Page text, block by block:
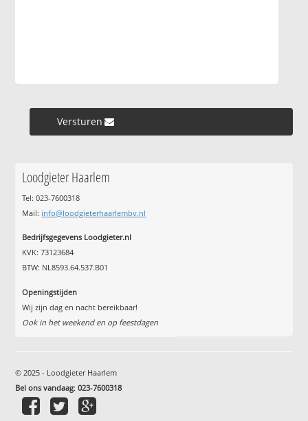
Versturen »
Loodgieter Haarlem
Tel: 023-7600318
Mail: info@loodgieterhaarlembv.nl
Bedrijfsgegevens Loodgieter.nl
KVK: 73123684
BTW: NL8593.64.537.B01
Openingstijden
Wij zijn dag en nacht bereikbaar!
Ook in het weekend en op feestdagen
© 2025 - Loodgieter Haarlem
Bel ons vandaag:023-7600318